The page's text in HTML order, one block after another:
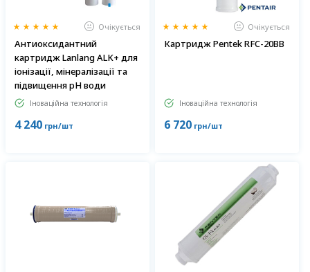
Очікується
Антиоксидантний
картридж Lanlang ALK+ для
іонізації, мінералізації та
підвищення pH води
Іноваційна технологія
4 240грн/шт
Очікується
Картридж Pentek RFC-20BB
Іноваційна технологія
6 720грн/шт